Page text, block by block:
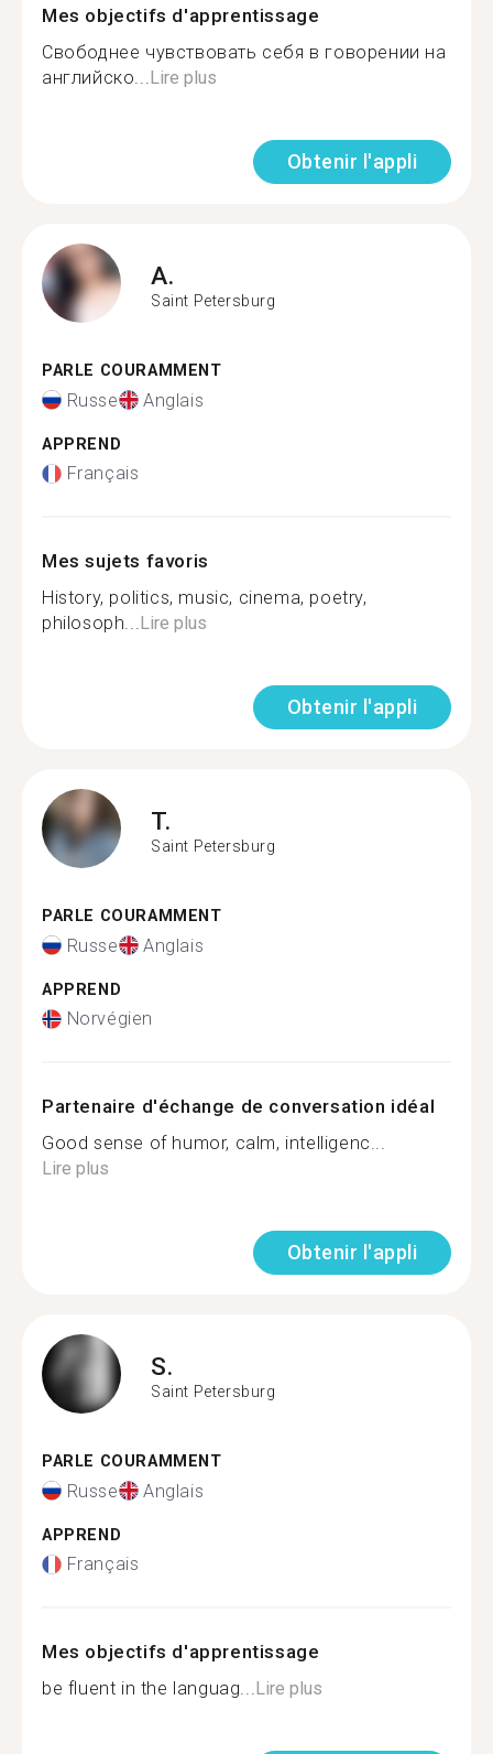
Mes objectifs d'apprentissage
Свободнее чувствовать себя в говорении на
английско...Lire plus
Obtenir l'appli
A.
Saint Petersburg
PARLE COURAMMENT
Russe Anglais
APPREND
Français
Mes sujets favoris
History, politics, music, cinema, poetry,
philosoph...Lire plus
Obtenir l'appli
T.
Saint Petersburg
PARLE COURAMMENT
Russe Anglais
APPREND
Norvégien
Partenaire d'échange de conversation idéal
Good sense of humor, calm, intelligenc...
Lire plus
Obtenir l'appli
S.
Saint Petersburg
PARLE COURAMMENT
Russe Anglais
APPREND
Français
Mes objectifs d'apprentissage
be fluent in the languag...Lire plus